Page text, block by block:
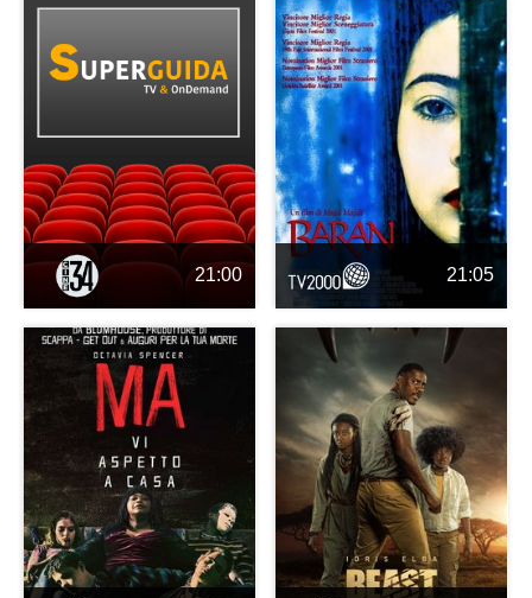
21:00 21:05